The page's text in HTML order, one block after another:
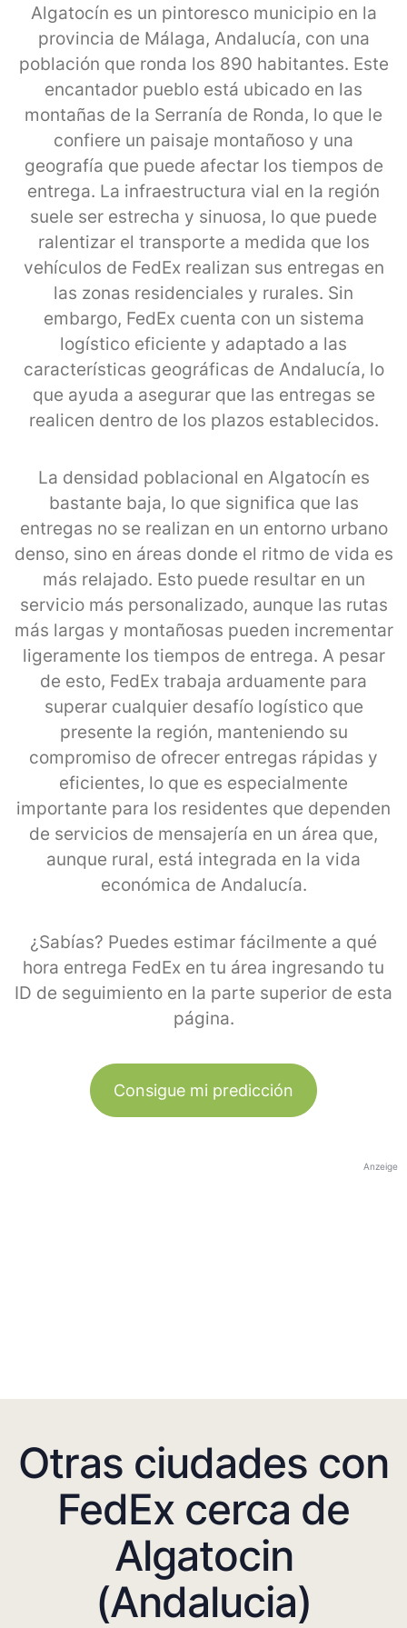
Algatocín es un pintoresco municipio en la
provincia de Málaga, Andalucía, con una
población que ronda los 890 habitantes. Este
encantador pueblo está ubicado en las
montañas de la Serranía de Ronda, lo que le
confiere un paisaje montañoso y una
geografía que puede afectar los tiempos de
entrega. La infraestructura vial en la región
suele ser estrecha y sinuosa, lo que puede
ralentizar el transporte a medida que los
vehículos de FedEx realizan sus entregas en
las zonas residenciales y rurales. Sin
embargo, FedEx cuenta con un sistema
logístico eficiente y adaptado a las
características geográficas de Andalucía, lo
que ayuda a asegurar que las entregas se
realicen dentro de los plazos establecidos.
La densidad poblacional en Algatocín es
bastante baja, lo que significa que las
entregas no se realizan en un entorno urbano
denso, sino en áreas donde el ritmo de vida es
más relajado. Esto puede resultar en un
servicio más personalizado, aunque las rutas
más largas y montañosas pueden incrementar
ligeramente los tiempos de entrega. A pesar
de esto, FedEx trabaja arduamente para
superar cualquier desafío logístico que
presente la región, manteniendo su
compromiso de ofrecer entregas rápidas y
eficientes, lo que es especialmente
importante para los residentes que dependen
de servicios de mensajería en un área que,
aunque rural, está integrada en la vida
económica de Andalucía.
¿Sabías? Puedes estimar fácilmente a qué
hora entrega FedEx en tu área ingresando tu
ID de seguimiento en la parte superior de esta
página.
Consigue mi predicción
Anzeige
Otras ciudades con
FedEx cerca de
Algatocin
(Andalucia)